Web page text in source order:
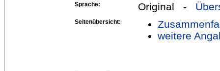
Sprache:
Original -
Seitenübersicht:
weitere